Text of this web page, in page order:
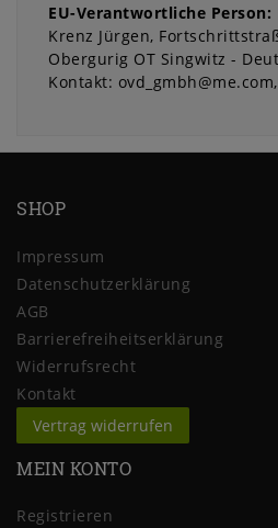
EU-Verantwortliche Person:
Krenz Jürgen
Obergurig OT Singwitz
Kontakt: ovd_gmbh@me.com
SHOP
Impressum
Daten­schutz­erklärung
AGB
Barrierefreiheitserklärung
Widerrufs­recht
Kontakt
Vertrag widerrufen
MEIN KONTO
Registrieren